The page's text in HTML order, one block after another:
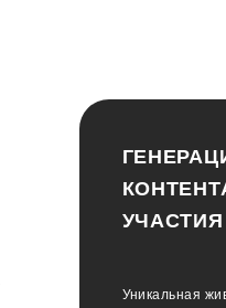
УЧАСТИЯ
Уникальная